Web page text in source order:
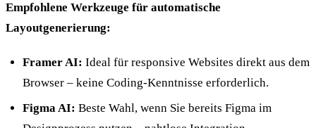
Empfohlene Werkzeuge für automatische
Layoutgenerierung:
Framer AI: Ideal für responsive Websites direkt aus dem
Browser – keine Coding-Kenntnisse erforderlich.
Figma AI: Beste Wahl, wenn Sie bereits Figma im